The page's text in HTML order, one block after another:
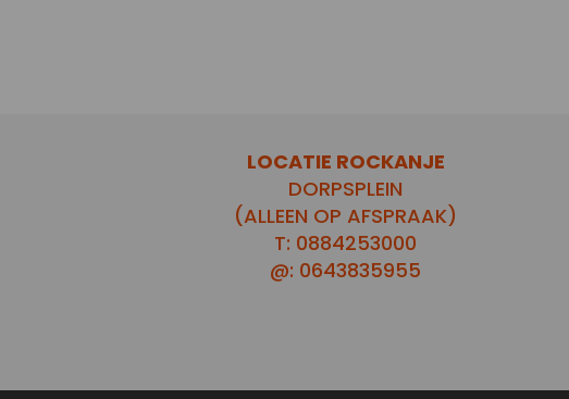
LOCATIE ROCKANJE
DORPSPLEIN
(ALLEEN OP AFSPRAAK)
T: 0884253000
@: 0643835955